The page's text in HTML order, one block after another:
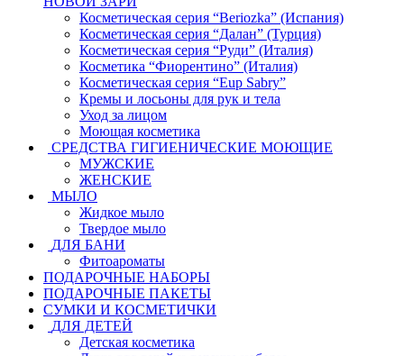
Косметическая серия “Beriozka” (Испания)
Косметическая серия “Далан” (Турция)
Косметическая серия “Руди” (Италия)
Косметика “Фиорентино” (Италия)
Косметическая серия “Eup Sabry”
Кремы и лосьоны для рук и тела
Уход за лицом
Моющая косметика
СРЕДСТВА ГИГИЕНИЧЕСКИЕ МОЮЩИЕ
МУЖСКИЕ
ЖЕНСКИЕ
МЫЛО
Жидкое мыло
Твердое мыло
ДЛЯ БАНИ
Фитоароматы
ПОДАРОЧНЫЕ НАБОРЫ
ПОДАРОЧНЫЕ ПАКЕТЫ
СУМКИ И КОСМЕТИЧКИ
ДЛЯ ДЕТЕЙ
Детская косметика